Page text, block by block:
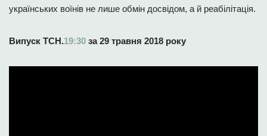
українських воїнів не лише обмін досвідом, а й реабілітація.
Випуск ТСН.19:30 за 29 травня 2018 року